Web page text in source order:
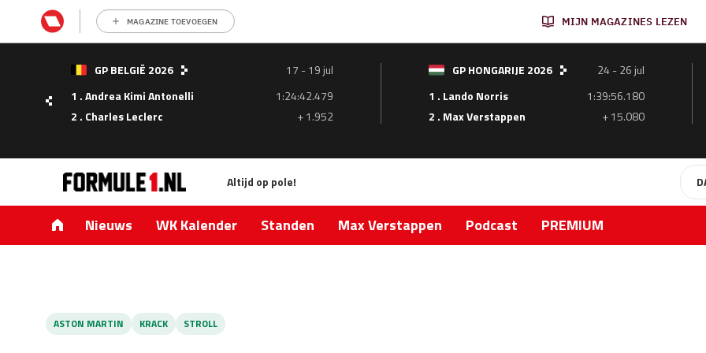
MAGAZINE TOEVOEGEN MIJN MAGAZINES LEZEN
GP BELGIË 2026
17 - 19 jul
1 . Andrea Kimi Antonelli
1:24:42.479
2 . Charles Leclerc
+ 1.952
GP HONGARIJE 2026
24 - 26 jul
1 . Lando Norris
1:39:56.180
2 . Max Verstappen
+ 15.080
Altijd op pole!
Nieuws WK Kalender Standen Max Verstappen Podcast PREMIUM
ASTON MARTIN KRACK STROLL